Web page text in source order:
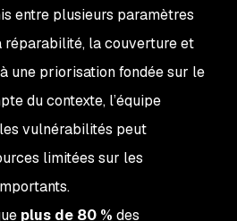
entre plusieurs paramètres
réparabilité, la couverture et
une priorisation fondée sur le
du contexte, l’équipe
vulnérabilités peut
limitées sur les
plus de 80 % des